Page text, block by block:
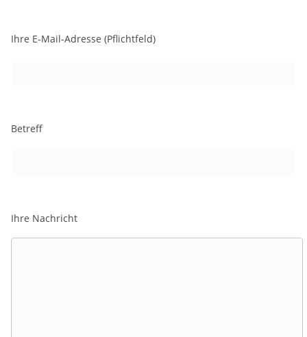
Ihre E-Mail-Adresse (Pflichtfeld)
Betreff
Ihre Nachricht